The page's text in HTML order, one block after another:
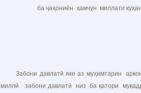
ба ҷаҳониён ҳамчун миллати
Забони давлатӣ яке аз муҳимтарин
миллӣ забони давлатӣ низ ба қатори